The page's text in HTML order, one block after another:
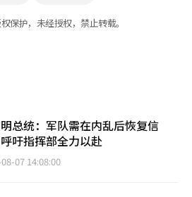
保护，未经授权，禁止转载。
总统：军队需在内乱后恢复信
吁指挥部全力以赴
07 14:08:00